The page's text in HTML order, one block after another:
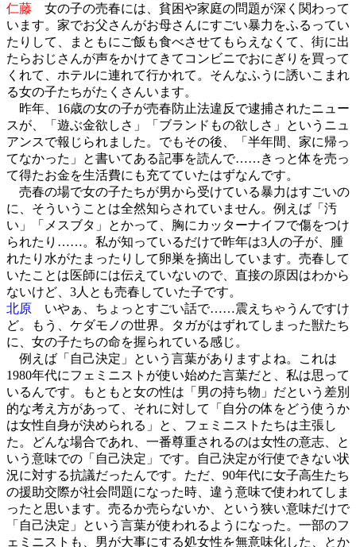
仁藤 女の子の売春には、貧困や家庭の問題が深く関わって
います。家でお父さんがお母さんにすごい暴力をふるってい
たりして、まともにご飯も食べさせてもらえなくて、街に出
たらおじさんが声をかけてきてコンビニでおにぎりを買って
くれて、ホテルに連れて行かれて。そんなふうに誘いこまれ
る女の子たちがたくさんいます。
昨年、16歳の女の子が売春防止法違反で逮捕されたニュー
スが、「遊ぶ金欲しさ」「ブランドもの欲しさ」というニュ
アンスで報じられました。でもその後、「半年間、家に帰っ
てなかった」と書いてある記事を読んで……きっと体を売っ
て得たお金を生活費にも充てていたはずなんです。
売春の場で女の子たちが男から受けている暴力はすごいの
に、そういうことは全然知らされていません。例えば「汚
い」「メスブタ」とかって、胸にカッターナイフで傷をつけ
られたり……。私が知っているだけで昨年は3人の子が、腫
れたり水がたまったりして卵巣を摘出しています。売春して
いたことは医師には伝えていないので、直接の原因はわから
ないけど、3人とも売春していた子です。
北原 いやぁ、ちょっとすごい話で……震えちゃうんですけ
ど。もう、ケダモノの世界。タガがはずれてしまった獣たち
に、女の子たちの命を握られている感じ。
例えば「自己決定」という言葉がありますよね。これは
1980年代にフェミニストが使い始めた言葉だと、私は思って
いるんです。もともと女の性は「男の持ち物」だという差別
的な考え方があって、それに対して「自分の体をどう使うか
は女性自身が決められる」と、フェミニストたちは主張し
た。どんな場合であれ、一番尊重されるのは女性の意志、と
いう意味での「自己決定」です。自己決定が行使できない状
況に対する抗議だったんです。ただ、90年代に女子高生たち
の援助交際が社会問題になった時、違う意味で使われてしま
ったと思います。売るか売らないか、という狭い意味だけで
「自己決定」という言葉が使われるようになった。一部のフ
ェミニストも、男が大事にする処女性を無意味化した、とか